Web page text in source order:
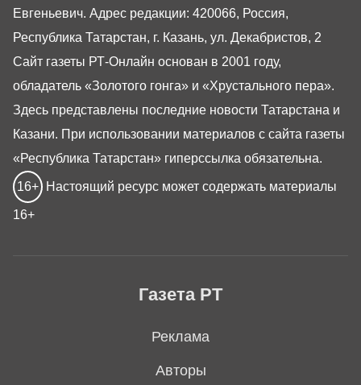
Газета РТ
Реклама
Авторы
Евгеньевич. Адрес редакции: 420066, Россия,
Республика Татарстан, г. Казань, ул. Декабристов, 2
Сайт газеты РТ-Онлайн основан в 2001 году,
обладатель «Золотого гонга» и «Хрустального пера».
Здесь представлены последние новости Татарстана и
Казани. При использовании материалов с сайта газеты
«Республика Татарстан» гиперссылка обязательна.
16+ Настоящий ресурс может содержать материалы
16+